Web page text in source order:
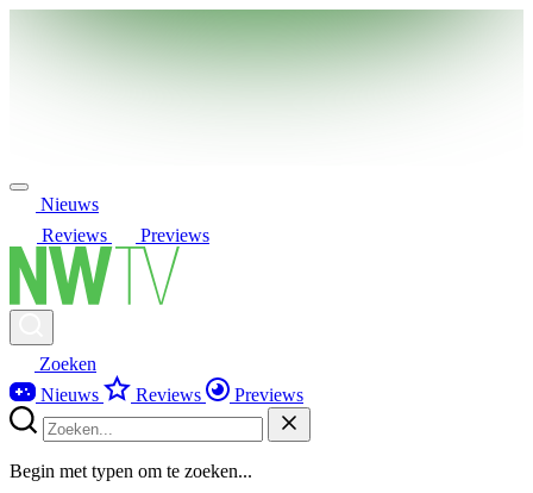
Nieuws
Reviews
Previews
Zoeken
Nieuws
Reviews Previews
Begin met typen om te zoeken...